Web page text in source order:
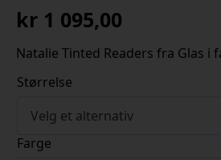
kr 1 095,00
Natalie Tinted Readers fra Glas i
Størrelse
Farge